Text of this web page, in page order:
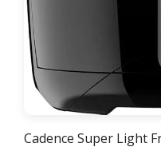
Cadence Super Light